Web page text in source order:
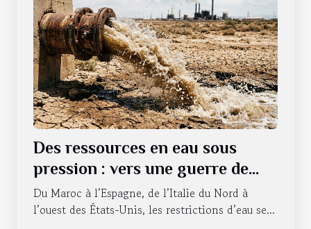
Des ressources en eau sous
pression : vers une guerre de
l’accessibilité ?
Du Maroc à l’Espagne, de l’Italie du Nord à
l’ouest des États-Unis, les restrictions d’eau se...